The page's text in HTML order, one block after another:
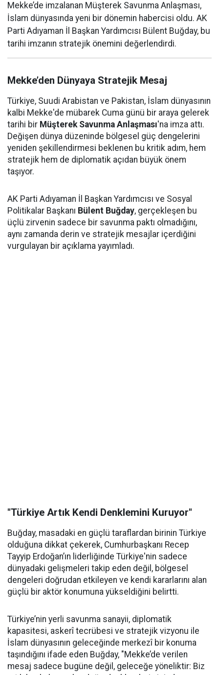
Mekke’de imzalanan Müşterek Savunma Anlaşması,
İslam dünyasında yeni bir dönemin habercisi oldu. AK
Parti Adıyaman İl Başkan Yardımcısı Bülent Buğday, bu
tarihi imzanın stratejik önemini değerlendirdi.
Mekke’den Dünyaya Stratejik Mesaj
Türkiye, Suudi Arabistan ve Pakistan, İslam dünyasının
kalbi Mekke'de mübarek Cuma günü bir araya gelerek
tarihi bir Müşterek Savunma Anlaşması'na imza attı.
Değişen dünya düzeninde bölgesel güç dengelerini
yeniden şekillendirmesi beklenen bu kritik adım, hem
stratejik hem de diplomatik açıdan büyük önem
taşıyor.
AK Parti Adıyaman İl Başkan Yardımcısı ve Sosyal
Politikalar Başkanı Bülent Buğday, gerçekleşen bu
üçlü zirvenin sadece bir savunma paktı olmadığını,
aynı zamanda derin ve stratejik mesajlar içerdiğini
vurgulayan bir açıklama yayımladı.
"Türkiye Artık Kendi Denklemini Kuruyor"
Buğday, masadaki en güçlü taraflardan birinin Türkiye
olduğuna dikkat çekerek, Cumhurbaşkanı Recep
Tayyip Erdoğan’ın liderliğinde Türkiye'nin sadece
dünyadaki gelişmeleri takip eden değil, bölgesel
dengeleri doğrudan etkileyen ve kendi kararlarını alan
güçlü bir aktör konumuna yükseldiğini belirtti.
Türkiye’nin yerli savunma sanayii, diplomatik
kapasitesi, askerî tecrübesi ve stratejik vizyonu ile
İslam dünyasının geleceğinde merkezî bir konuma
taşındığını ifade eden Buğday, "Mekke’de verilen
mesaj sadece bugüne değil, geleceğe yöneliktir: Biz